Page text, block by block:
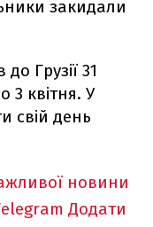
закидали
Грузії 31
3 квітня. У
свій день
новини
Додати